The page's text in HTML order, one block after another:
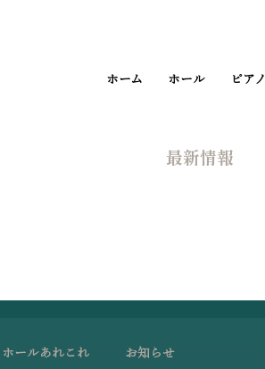
ホーム ホール ピアノ
​最新情報
ホールあれこれ お知らせ